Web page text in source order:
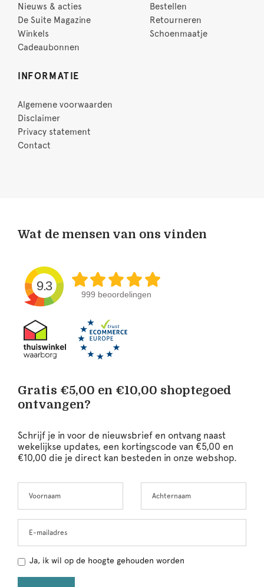
Nieuws & acties
De Suite Magazine
Winkels
Cadeaubonnen
Bestellen
Retourneren
Schoenmaatje
INFORMATIE
Algemene voorwaarden
Disclaimer
Privacy statement
Contact
Wat de mensen van ons vinden
9.3
999 beoordelingen
Gratis €5,00 en €10,00 shoptegoed
ontvangen?
Schrijf je in voor de nieuwsbrief en ontvang naast
wekelijkse updates, een kortingscode van €5,00 en
€10,00 die je direct kan besteden in onze webshop.
this
Ja, ik wil op de hoogte gehouden worden